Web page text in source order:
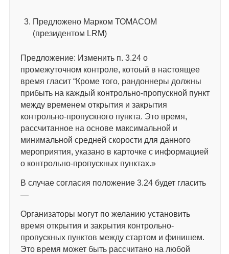
Предложено Марком ТОМАСОМ
(президентом LRM)
Предложение: Изменить п. 3.24 о
промежуточном контроле, котоый в настоящее
время гласит “Кроме того, рандоннеры должны
прибыть на каждый контрольно-пропускной пункт
между временем открытия и закрытия
контрольно-пропускного пункта. Это время,
рассчитанное на основе максимальной и
минимальной средней скорости для данного
мероприятия, указано в карточке с информацией
о контрольно-пропускных пунктах.»
В случае согласия положение 3.24 будет гласить
—
Организаторы могут по желанию установить
время открытия и закрытия контрольно-
пропускных пунктов между стартом и финишем.
Это время может быть рассчитано на любой